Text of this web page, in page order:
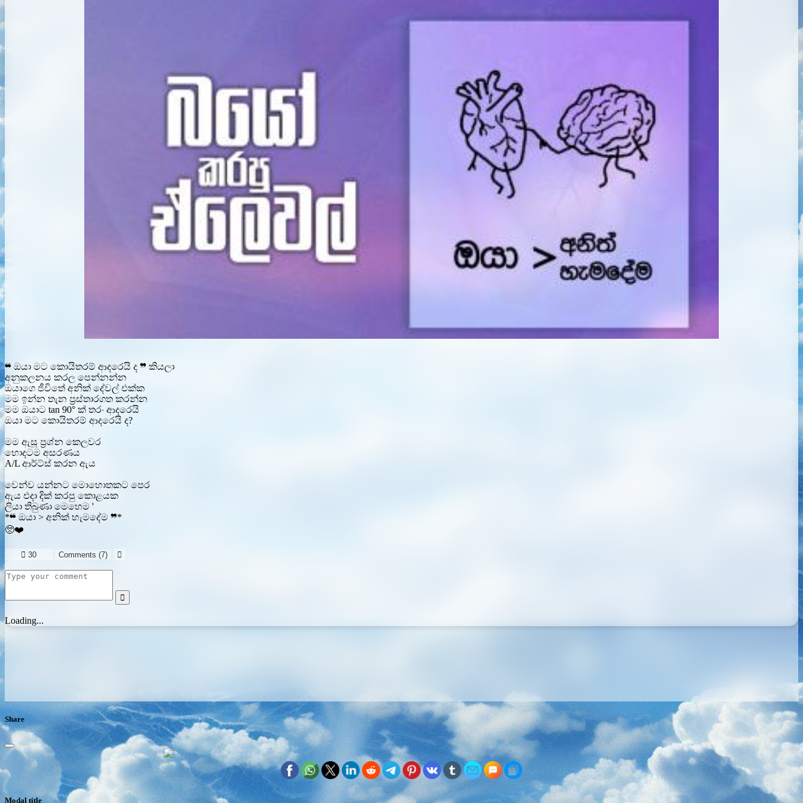
❝ ඔයා මට කොයිතරම් ආදරෙයි ද ❞ කියලා
අනුකලනය කරල පෙන්නන්න
ඔයාගෙ ජීවිතේ අනික් දේවල් එක්ක
මම ඉන්න තැන ප්‍රස්තාරගත කරන්න
මම ඔයාට tan 90° ක් තරං ආදරෙයි
ඔයා මට කොයිතරම් ආදරෙයි ද?
මම ඇසූ ප්‍රශ්න කෙලවර
හොදටම අසරණය
A/L ආර්ට්ස් කරන ඇය
වෙන්ව යන්නට මොහොතකට පෙර
ඇය එදා දික් කරපු කොළයක
ලියා තිබුණා මෙහෙම '
*❝ ඔයා > අනික් හැමදේම ❞*
🥺❤️
 30 Comments (7) 

Loading...
Share
Modal title